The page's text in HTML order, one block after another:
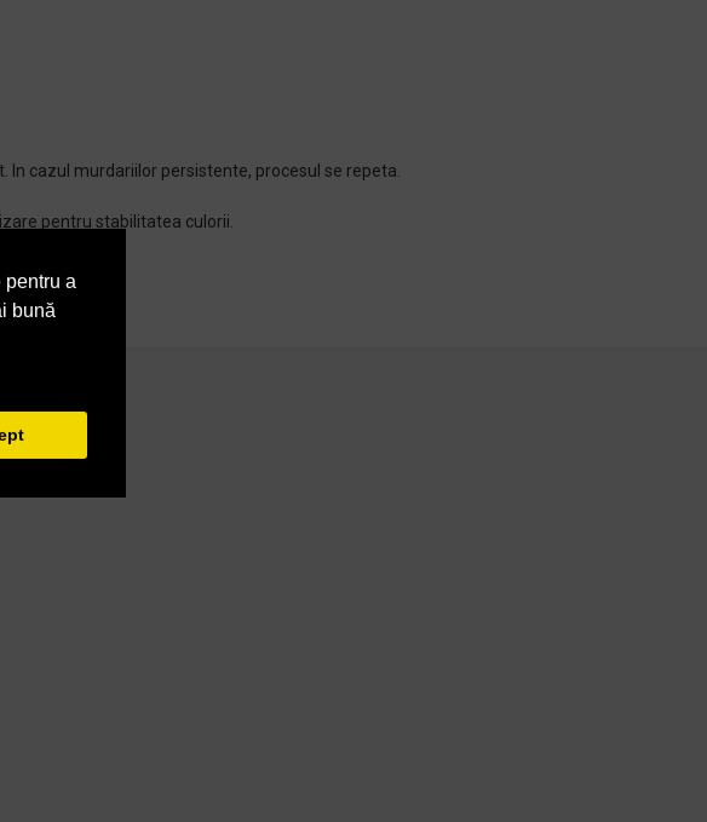
a
bună
In cazul murdariilor persistente, procesul se repeta.
pentru stabilitatea culorii.